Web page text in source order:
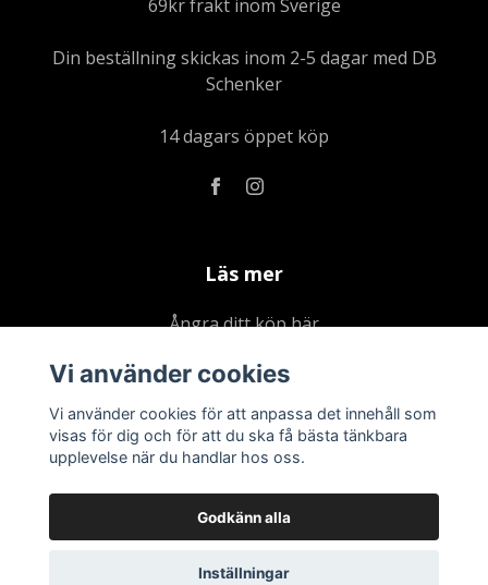
69kr frakt inom Sverige
Din beställning skickas inom 2-5 dagar med DB
Schenker
14 dagars öppet köp
Läs mer
Ångra ditt köp här
Kontakta oss
Köpvillkor & integritetspolicy
Kundklubb
Presentkort
Vi använder cookies
Vi använder cookies för att anpassa det innehåll som
visas för dig och för att du ska få bästa tänkbara
upplevelse när du handlar hos oss.
Godkänn alla
Inställningar